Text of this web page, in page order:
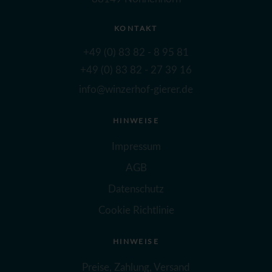
KONTAKT
+49 (0) 83 82 - 8 95 81
+49 (0) 83 82 - 27 39 16
info@winzerhof-gierer.de
HINWEISE
Impressum
AGB
Datenschutz
Cookie Richtlinie
HINWEISE
Preise, Zahlung, Versand